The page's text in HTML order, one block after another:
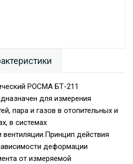
РОСМА БТ-211
для измерения
пара и газов в отопительных и
в системах
действия
деформации
от измеряемой